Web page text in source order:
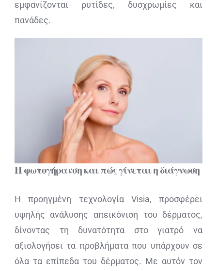
εμφανίζονται ρυτίδες, δυσχρωμίες και
πανάδες.
Η φωτογήρανση και πώς γίνεται η διάγνωση
Η προηγμένη τεχνολογία Visia, προσφέρει
υψηλής ανάλυσης απεικόνιση του δέρματος,
δίνοντας τη δυνατότητα στο γιατρό να
αξιολογήσει τα προβλήματα που υπάρχουν σε
όλα τα επίπεδα του δέρματος. Με αυτόν τον